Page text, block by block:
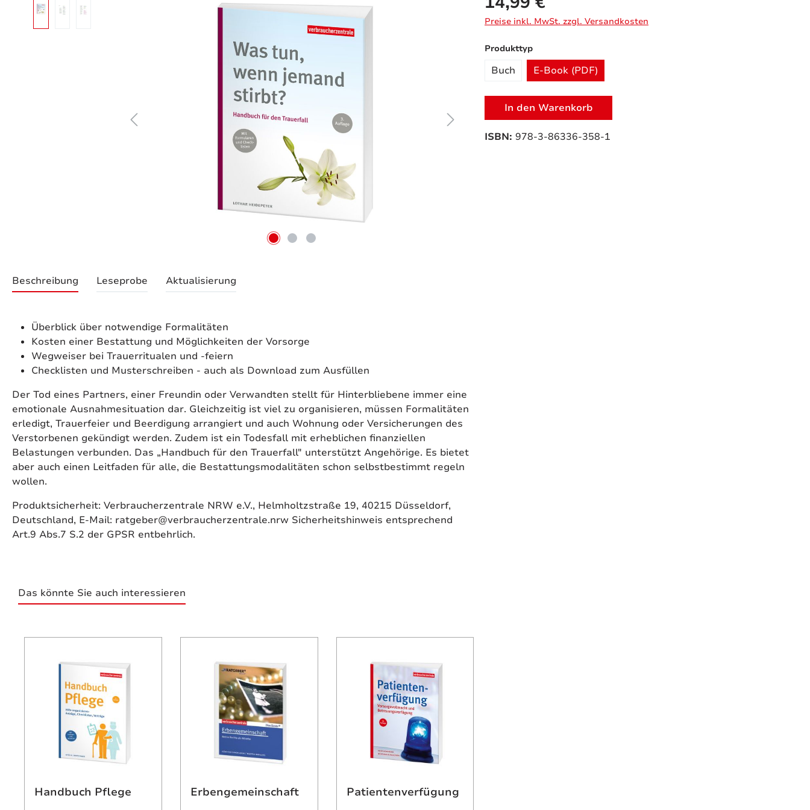
Preise inkl. MwSt. zzgl. Versandkosten
Produkttypauswählen
Buch E-Book (PDF)
In den Warenkorb
ISBN: 978-3-86336-358-1
Beschreibung Leseprobe Aktualisierung
Überblick über notwendige Formalitäten
Kosten einer Bestattung und Möglichkeiten der Vorsorge
Wegweiser bei Trauerritualen und -feiern
Checklisten und Musterschreiben - auch als Download zum Ausfüllen
Der Tod eines Partners, einer Freundin oder Verwandten stellt für Hinterbliebene immer eine
emotionale Ausnahmesituation dar. Gleichzeitig ist viel zu organisieren, müssen Formalitäten
erledigt, Trauerfeier und Beerdigung arrangiert und auch Wohnung oder Versicherungen des
Verstorbenen gekündigt werden. Zudem ist ein Todesfall mit erheblichen finanziellen
Belastungen verbunden. Das „Handbuch für den Trauerfall" unterstützt Angehörige. Es bietet
aber auch einen Leitfaden für alle, die Bestattungsmodalitäten schon selbstbestimmt regeln
wollen.
Produktsicherheit: Verbraucherzentrale NRW e.V., Helmholtzstraße 19, 40215 Düsseldorf,
Deutschland, E-Mail: ratgeber@verbraucherzentrale.nrw Sicherheitshinweis entsprechend
Art.9 Abs.7 S.2 der GPSR entbehrlich.
Das könnte Sie auch interessieren
Handbuch Pflege Erbengemeinschaft Patientenverfügung